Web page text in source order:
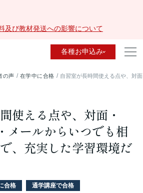
及び教材発送への影響について
各種お申込み
の声 在学中に合格 自習室が長時間使える点や、対
使える点や、対面・
メールからいつでも相
、充実した学習環境だ
合格 通学講座で合格